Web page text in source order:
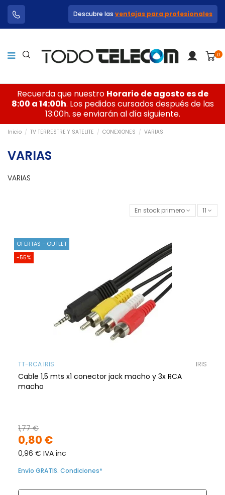
Descubre las ventajas para profesionales
0
Recuerda que nuestro Horario de agosto es de
8:00 a 14:00h. Los pedidos cursados después de las
13:00h. se enviarán al día siguiente.
Inicio TV TERRESTRE Y SATELITE CONEXIONES VARIAS
VARIAS
VARIAS
En stock primero 11
OFERTAS - OUTLET
-55%
TT-RCA IRIS IRIS
Cable 1,5 mts x1 conector jack macho y 3x RCA
macho
0,80 €
1,77 €
0,96 € IVA inc
Envío GRATIS. Condiciones*